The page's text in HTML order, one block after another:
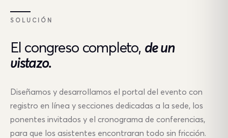
SOLUCIÓN
El congreso completo, de un
vistazo.
Diseñamos y desarrollamos el portal del evento con
registro en línea y secciones dedicadas a la sede, los
ponentes invitados y el cronograma de conferencias,
para que los asistentes encontraran todo sin fricción.